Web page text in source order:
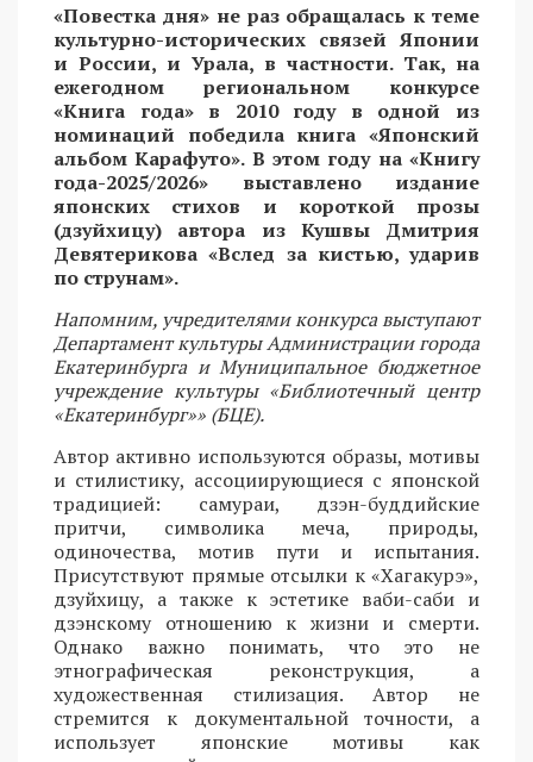
«Повестка дня» не раз обращалась к теме
культурно-исторических связей Японии
и России, и Урала, в частности. Так, на
ежегодном региональном конкурсе
«Книга года» в 2010 году в одной из
номинаций победила книга «Японский
альбом Карафуто». В этом году на «Книгу
года-2025/2026» выставлено издание
японских стихов и короткой прозы
(дзуйхицу) автора из Кушвы Дмитрия
Девятерикова «Вслед за кистью, ударив
по струнам».
Напомним, учредителями конкурса выступают
Департамент культуры Администрации города
Екатеринбурга и Муниципальное бюджетное
учреждение культуры «Библиотечный центр
«Екатеринбург»» (БЦЕ).
Автор активно используются образы, мотивы
и стилистику, ассоциирующиеся с японской
традицией: самураи, дзэн-буддийские
притчи, символика меча, природы,
одиночества, мотив пути и испытания.
Присутствуют прямые отсылки к «Хагакурэ»,
дзуйхицу, а также к эстетике ваби-саби и
дзэнскому отношению к жизни и смерти.
Однако важно понимать, что это не
этнографическая реконструкция, а
художественная стилизация. Автор не
стремится к документальной точности, а
использует японские мотивы как